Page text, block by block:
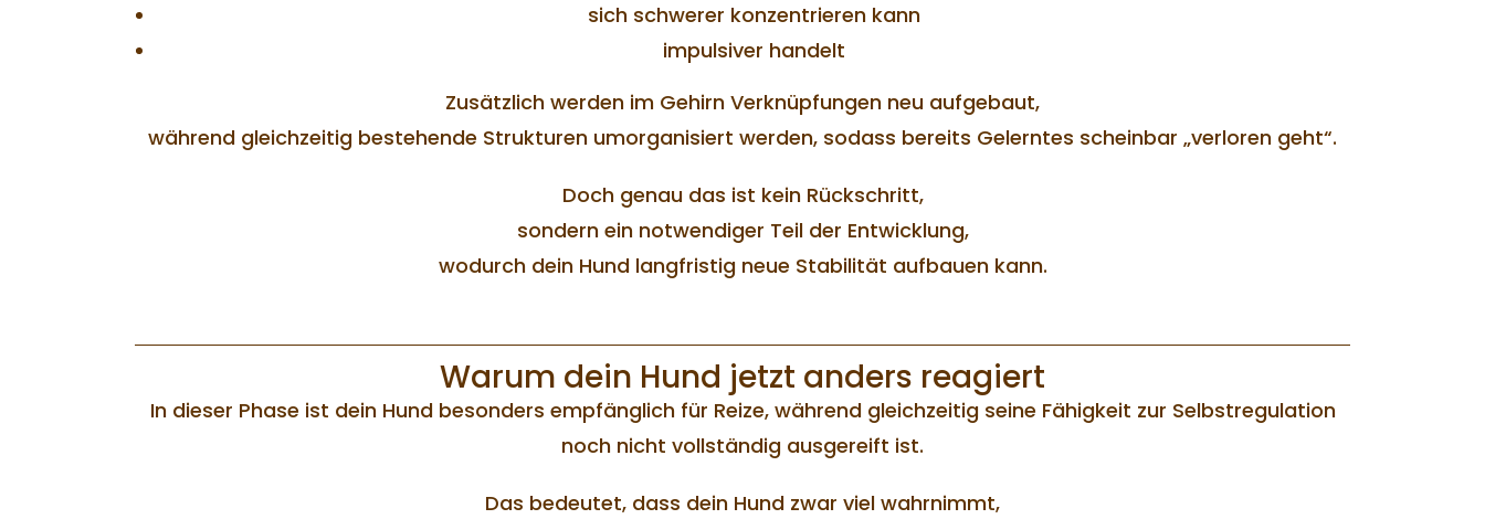
sich schwerer konzentrieren kann
impulsiver handelt
Zusätzlich werden im Gehirn Verknüpfungen neu aufgebaut,
während gleichzeitig bestehende Strukturen umorganisiert werden, sodass bereits Gelerntes scheinbar „verloren geht“.
Doch genau das ist kein Rückschritt,
sondern ein notwendiger Teil der Entwicklung,
wodurch dein Hund langfristig neue Stabilität aufbauen kann.
Warum dein Hund jetzt anders reagiert
In dieser Phase ist dein Hund besonders empfänglich für Reize, während gleichzeitig seine Fähigkeit zur Selbstregulation
noch nicht vollständig ausgereift ist.
Das bedeutet, dass dein Hund zwar viel wahrnimmt,